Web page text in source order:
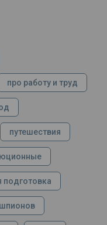
про работу и труд
путешествия
подготовка